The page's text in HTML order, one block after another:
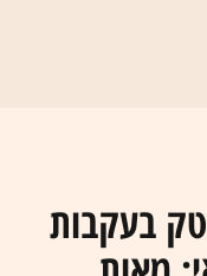
בעקבות